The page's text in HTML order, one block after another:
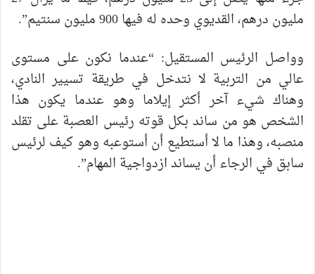
مليون درهم، القديوي وحده له فيها 900 مليون سنتيم”.
وواصل الرئيس المستقيل: “عندما نكون على مستوى
عالي من التربية لا نتدخل في طريقة تسيير النادي،
وهناك شيء آخر أكثر إيلاما وهو عندما يكون هذا
الشخص هو من ساند بكل قوته رئيس العصبة على تقلد
منصبه، وهذا ما لا أستطيع أن أستوعبه وهو كيف لرئيس
سابق في الرجاء أن يساند ازدواجية المهام”.